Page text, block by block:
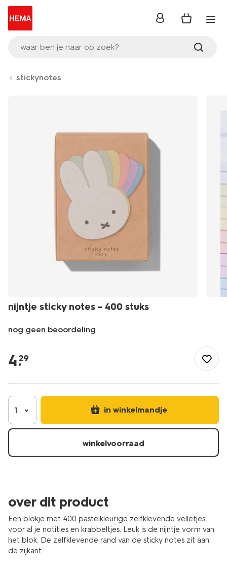
waar ben je naar op zoek?
inloggen
stickynotes
nijntje sticky notes - 400 stuks
nog geen beoordeling
be/kantoor/bureau-
accessoires/stickynotes/nijntje-
notes-
-
-400-
60410067.html
4.
29
1 in winkelmandje
winkelvoorraad
over dit product
Een blokje met 400 pastelkleurige zelfklevende velletjes
voor al je notities en krabbeltjes. Leuk is de nijntje vorm van
het blok. De zelfklevende rand van de sticky notes zit aan
de zijkant.